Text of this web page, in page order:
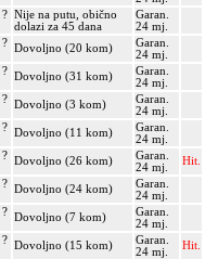
? Nije na putu, obično
dolazi za 45 dana
Garan.
24 mj.
? Dovoljno (20 kom)
Garan.
24 mj.
? Dovoljno (31 kom)
Garan.
24 mj.
? Dovoljno (3 kom)
Garan.
24 mj.
? Dovoljno (11 kom)
Garan.
24 mj.
? Dovoljno (26 kom)
Garan.
24 mj.
Hit.
? Dovoljno (24 kom)
Garan.
24 mj.
? Dovoljno (7 kom)
Garan.
24 mj.
? Dovoljno (15 kom)
Garan.
24 mj.
Hit.